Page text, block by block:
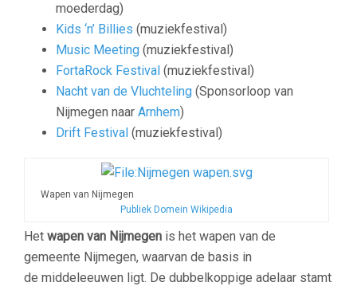
moederdag)
Kids ‘n’ Billies (muziekfestival)
Music Meeting (muziekfestival)
FortaRock Festival (muziekfestival)
Nacht van de Vluchteling (Sponsorloop van
Nijmegen naar Arnhem)
Drift Festival (muziekfestival)
Wapen van Nijmegen
Publiek Domein Wikipedia
Het wapen van Nijmegen is het wapen van de
gemeente Nijmegen, waarvan de basis in
de middeleeuwen ligt. De dubbelkoppige adelaar stamt